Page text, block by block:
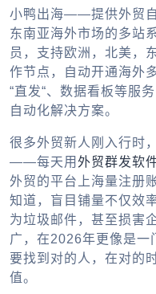
小鸭出海——提供外贸
东南亚海外市场的多站
员，支持欧洲，北美，
作节点，自动开通海外
“直发“、数据看板等服
自动化解决方案。
很多外贸新人刚入行时
——每天用 外贸群发软
外贸的平台上海量注册
知道，盲目铺量不仅效
为垃圾邮件，甚至损害
广，在2026年更像是一
要找到对的人，在对的
值。